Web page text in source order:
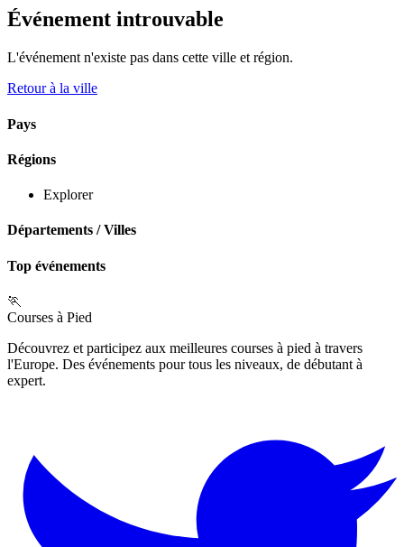
Événement introuvable
L'événement n'existe pas dans cette ville et région.
Retour à la ville
Pays
Régions
Explorer
Départements /Villes
Top événements
🏃
Courses à Pied
Découvrez et participez aux meilleures courses à pied à travers
l'Europe. Des événements pour tous les niveaux, de débutant à
expert.